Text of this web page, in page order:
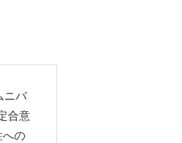
ニバ
合意
への